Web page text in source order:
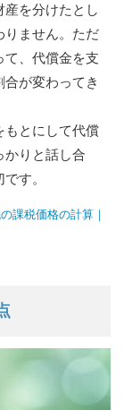
を分けたとし
りません。ただ
て、代償金を支
が変わってき
もとにして代償
かりと話し合
す。
課税価格の計算｜